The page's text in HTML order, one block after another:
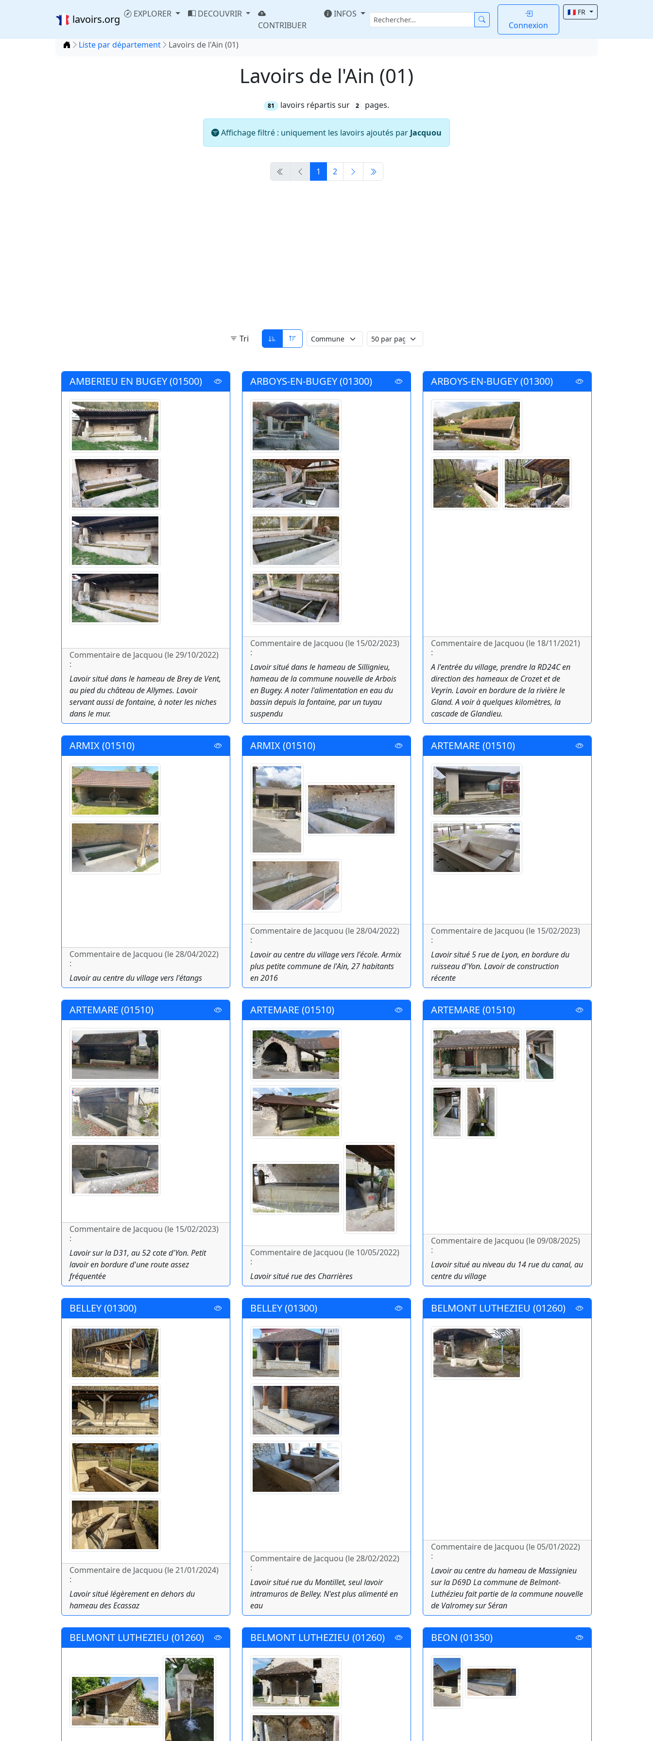
lavoirs.org EXPLORER
DECOUVRIR
CONTRIBUER
INFOS
Connexion
🇫🇷 FR
Accueil
Liste par département Lavoirs de l'Ain (01)
Lavoirs de l'Ain (01)
81 lavoirs répartis sur 2 pages.
Affichage filtré : uniquement les lavoirs ajoutés par Jacquou
1 2
Tri
AMBERIEU EN BUGEY (01500)
Commentaire de Jacquou (le 29/10/2022)
:
Lavoir situé dans le hameau de Brey de Vent,
au pied du château de Allymes. Lavoir
servant aussi de fontaine, à noter les niches
dans le mur.
ARBOYS-EN-BUGEY (01300)
Commentaire de Jacquou (le 15/02/2023)
:
Lavoir situé dans le hameau de Sillignieu,
hameau de la commune nouvelle de Arbois
en Bugey. A noter l'alimentation en eau du
bassin depuis la fontaine, par un tuyau
suspendu
ARBOYS-EN-BUGEY (01300)
Commentaire de Jacquou (le 18/11/2021)
:
A l'entrée du village, prendre la RD24C en
direction des hameaux de Crozet et de
Veyrin. Lavoir en bordure de la rivière le
Gland. A voir à quelques kilomètres, la
cascade de Glandieu.
ARMIX (01510)
Commentaire de Jacquou (le 28/04/2022)
:
Lavoir au centre du village vers l'étangs
ARMIX (01510)
Commentaire de Jacquou (le 28/04/2022)
:
Lavoir au centre du village vers l'école. Armix
plus petite commune de l'Ain, 27 habitants
en 2016
ARTEMARE (01510)
Commentaire de Jacquou (le 15/02/2023)
:
Lavoir situé 5 rue de Lyon, en bordure du
ruisseau d'Yon. Lavoir de construction
récente
ARTEMARE (01510)
Commentaire de Jacquou (le 15/02/2023)
:
Lavoir sur la D31, au 52 cote d'Yon. Petit
lavoir en bordure d'une route assez
fréquentée
ARTEMARE (01510)
Commentaire de Jacquou (le 10/05/2022)
:
Lavoir situé rue des Charrières
ARTEMARE (01510)
Commentaire de Jacquou (le 09/08/2025)
:
Lavoir situé au niveau du 14 rue du canal, au
centre du village
BELLEY (01300)
Commentaire de Jacquou (le 21/01/2024)
:
Lavoir situé légèrement en dehors du
hameau des Ecassaz
BELLEY (01300)
Commentaire de Jacquou (le 28/02/2022)
:
Lavoir situé rue du Montillet, seul lavoir
intramuros de Belley. N'est plus alimenté en
eau
BELMONT LUTHEZIEU (01260)
Commentaire de Jacquou (le 05/01/2022)
:
Lavoir au centre du hameau de Massignieu
sur la D69D La commune de Belmont-
Luthézieu fait partie de la commune nouvelle
de Valromey sur Séran
BELMONT LUTHEZIEU (01260) BELMONT LUTHEZIEU (01260) BEON (01350)